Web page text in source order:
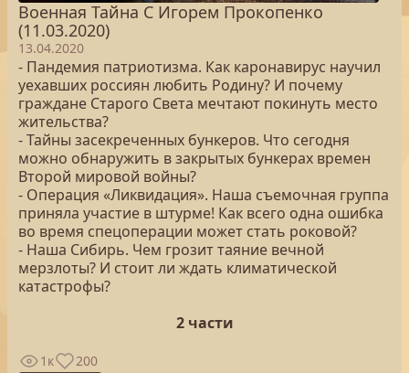
Военная Тайна С Игорем Прокопенко
(11.03.2020)
13.04.2020
- Пандемия патриотизма. Как каронавирус научил
уехавших россиян любить Родину? И почему
граждане Старого Cвета мечтают покинуть место
жительства?
- Тайны засекреченных бункеров. Что сегодня
можно обнаружить в закрытых бункерах времен
Второй мировой войны?
- Операция «Ликвидация». Наша съемочная группа
приняла участие в штурме! Как всего одна ошибка
во время спецоперации может стать роковой?
- Наша Сибирь. Чем грозит таяние вечной
мерзлоты? И стоит ли ждать климатической
катастрофы?
2 части
1к 200